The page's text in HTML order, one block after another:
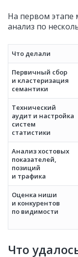
На первом этапе
анализ по
Что делали
Первичный сбор
и кластеризация
семантики
Технический
аудит и настройка
систем
статистики
Анализ хостовых
показателей,
позиций
и трафика
Оценка ниши
и конкурентов
по видимости
Что